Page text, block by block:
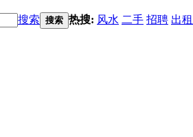
搜索 搜索 热搜: 风水 二手 招聘 出租